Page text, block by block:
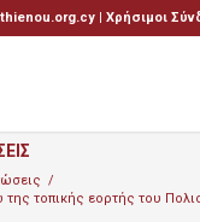
| Χρήσιμοι
/
της τοπικής εορτής του